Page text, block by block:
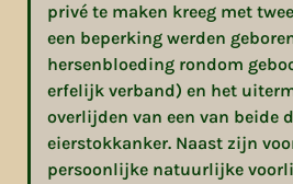
privé te maken kreeg met
een beperking werden
hersenbloeding rondom
erfelijk verband) en het
overlijden van een van beide
eierstokkanker. Naast zijn
persoonlijke natuurlijke